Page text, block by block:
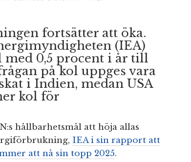
fortsätter att öka.
(IEA)
med 0,5 procent i år till
på kol uppges vara
i Indien, medan USA
kol för
hållbarhetsmål att höja allas
IEA i sin rapport att
att nå sin topp 2025.